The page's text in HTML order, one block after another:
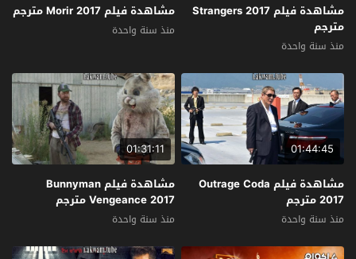
مشاهدة فيلم Strangers 2017
مترجم
منذ سنة واحدة
مشاهدة فيلم Morir 2017 مترجم
منذ سنة واحدة
01:44:45
مشاهدة فيلم Outrage Coda
2017 مترجم
منذ سنة واحدة
01:31:11
مشاهدة فيلم Bunnyman
Vengeance 2017 مترجم
منذ سنة واحدة